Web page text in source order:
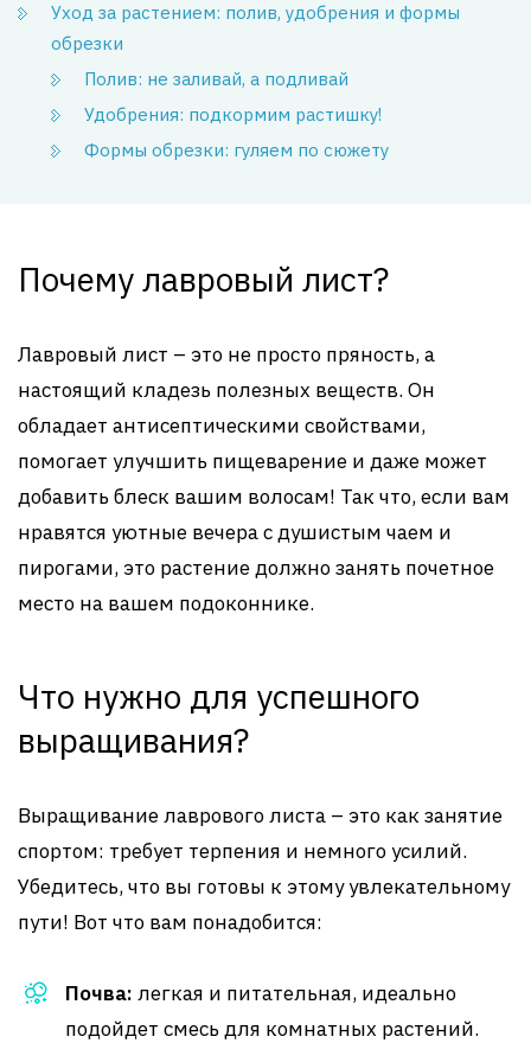
Уход за растением: полив, удобрения и формы
обрезки
Полив: не заливай, а подливай
Удобрения: подкормим растишку!
Формы обрезки: гуляем по сюжету
Почему лавровый лист?
Лавровый лист – это не просто пряность, а
настоящий кладезь полезных веществ. Он
обладает антисептическими свойствами,
помогает улучшить пищеварение и даже может
добавить блеск вашим волосам! Так что, если вам
нравятся уютные вечера с душистым чаем и
пирогами, это растение должно занять почетное
место на вашем подоконнике.
Что нужно для успешного
выращивания?
Выращивание лаврового листа – это как занятие
спортом: требует терпения и немного усилий.
Убедитесь, что вы готовы к этому увлекательному
пути! Вот что вам понадобится:
Почва: легкая и питательная, идеально
подойдет смесь для комнатных растений.